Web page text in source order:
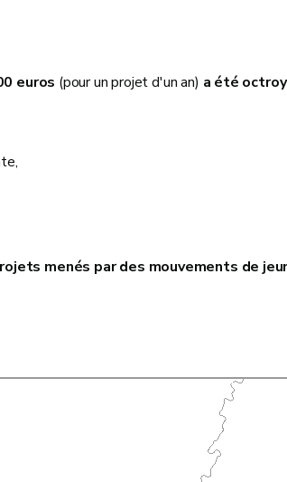
euros (pour un projet d'un an) a été
menés par des mouvements de